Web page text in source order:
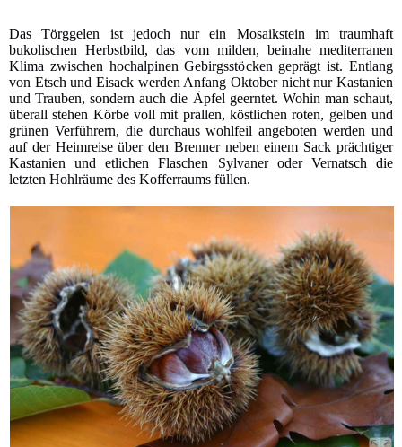
Das Törggelen ist jedoch nur ein Mosaikstein im traumhaft
bukolischen Herbstbild, das vom milden, beinahe mediterranen
Klima zwischen hochalpinen Gebirgsstöcken geprägt ist. Entlang
von Etsch und Eisack werden Anfang Oktober nicht nur Kastanien
und Trauben, sondern auch die Äpfel geerntet. Wohin man schaut,
überall stehen Körbe voll mit prallen, köstlichen roten, gelben und
grünen Verführern, die durchaus wohlfeil angeboten werden und
auf der Heimreise über den Brenner neben einem Sack prächtiger
Kastanien und etlichen Flaschen Sylvaner oder Vernatsch die
letzten Hohlräume des Kofferraums füllen.